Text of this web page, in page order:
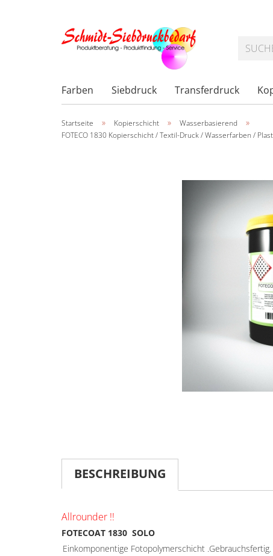
Farben Siebdruck Transferdruck
Startseite » Kopierschicht » Wasserbasierend »
FOTECO 1830 Kopierschicht / Textil-Druck / Wasserfarben /
BESCHREIBUNG
Allrounder !!
FOTECOAT 1830 SOLO
Einkomponentige Fotopolymerschicht .Gebrauchsfertig.